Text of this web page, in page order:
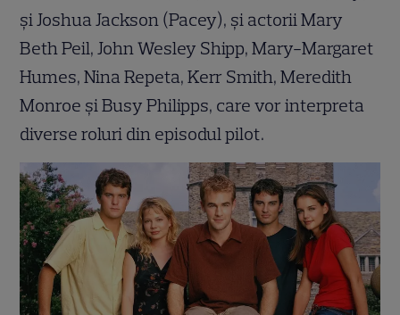
și Joshua Jackson (Pacey), și actorii Mary
Beth Peil, John Wesley Shipp, Mary-Margaret
Humes, Nina Repeta, Kerr Smith, Meredith
Monroe și Busy Philipps, care vor interpreta
diverse roluri din episodul pilot.